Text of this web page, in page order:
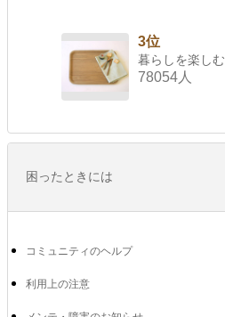
3位
暮らしを楽しむ
78054人
困ったときには
コミュニティのヘルプ
利用上の注意